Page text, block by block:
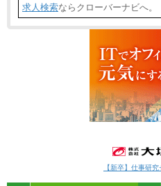
求人検索ならクローバーナビへ。
【新卒】仕事研